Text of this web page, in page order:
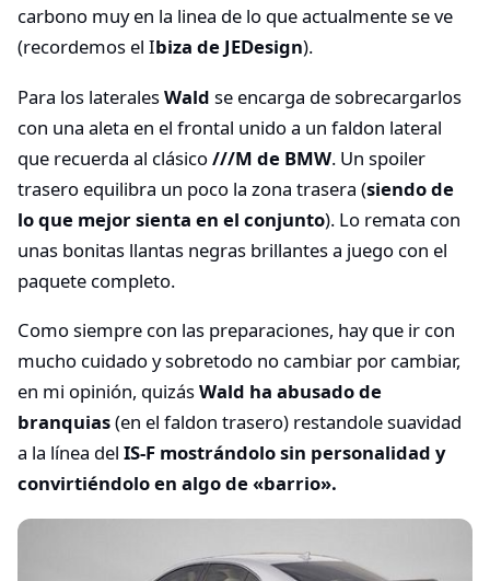
carbono muy en la linea de lo que actualmente se ve
(recordemos el Ibiza de JEDesign).
Para los lateralesWald se encarga de sobrecargarlos
con una aleta en el frontal unido a un faldon lateral
que recuerda al clásico///M de BMW. Un spoiler
trasero equilibra un poco la zona trasera (siendo de
lo que mejor sienta en el conjunto). Lo remata con
unas bonitas llantas negras brillantes a juego con el
paquete completo.
Como siempre con las preparaciones, hay que ir con
mucho cuidado y sobretodo no cambiar por cambiar,
en mi opinión, quizásWald ha abusado de
branquias(en el faldon trasero) restandole suavidad
a la línea del IS-F mostrándolo sin personalidad y
convirtiéndolo en algo de «barrio».